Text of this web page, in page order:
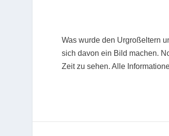
Was wurde den Urgroßeltern
sich davon ein Bild machen.
Zeit zu sehen. Alle